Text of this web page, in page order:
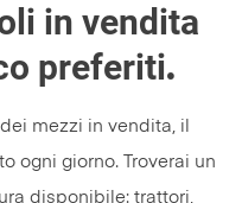
in vendita
preferiti.
mezzi in vendita, il
ogni giorno. Troverai un
disponibile: trattori,